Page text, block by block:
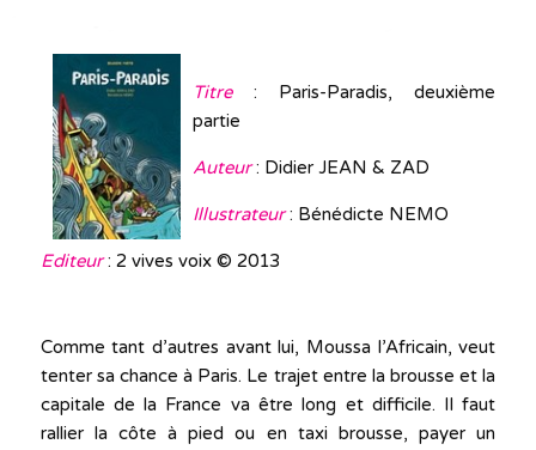
Titre: Paris-Paradis, deuxième
partie
Auteur: Didier JEAN & ZAD
Illustrateur: Bénédicte NEMO
Editeur: 2 vives voix © 2013
Comme tant d’autres avant lui, Moussa l’Africain, veut
tenter sa chance à Paris. Le trajet entre la brousse et la
capitale de la France va être long et difficile. Il faut
rallier la côte à pied ou en taxi brousse, payer un